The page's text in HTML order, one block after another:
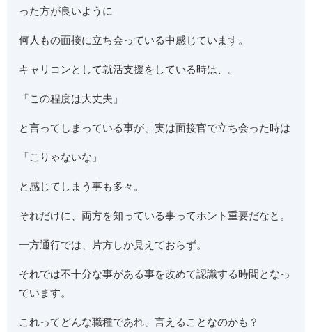
った方が良いように
何人もの面接に立ち会っている中感じています。
キャリコンとして就活支援をしている時は、。
「この程度は大丈夫」
と言ってしまっている事が、実は面接官で立ち会った時は
「こりゃないな」
と感じてしまう事も多々。
それだけに、両方を知っている事ってホント重要だなと。
一方通行では、片方しか見えておらず。
それでは不十分な事がある事を改めて認識する時間となっ
ています。
これってどんな職種であれ、言えることなのかも？